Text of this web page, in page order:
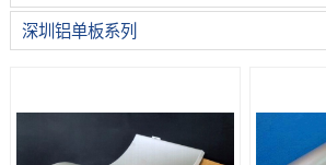
深圳铝单板系列